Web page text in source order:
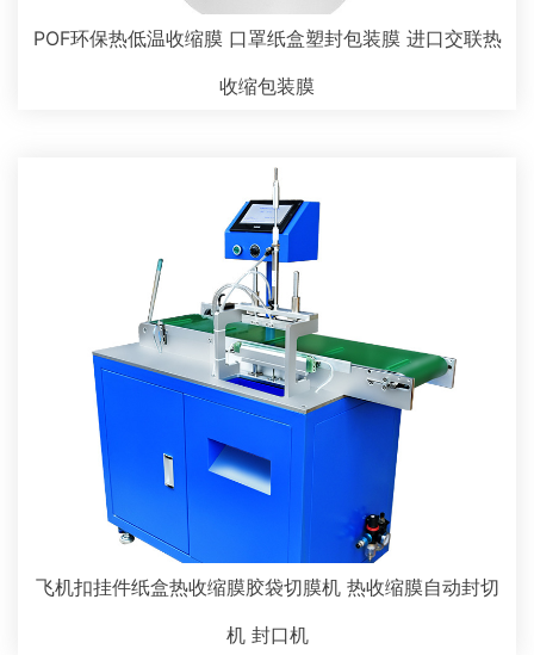
POF环保热低温收缩膜 口罩纸盒塑封包装膜 进口交联热
收缩包装膜
飞机扣挂件纸盒热收缩膜胶袋切膜机 热收缩膜自动封切
机 封口机